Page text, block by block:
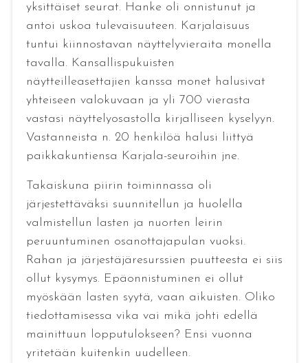
yksittäiset seurat. Hanke oli onnistunut ja
antoi uskoa tulevaisuuteen. Karjalaisuus
tuntui kiinnostavan näyttelyvieraita monella
tavalla. Kansallispukuisten
näytteilleasettajien kanssa monet halusivat
yhteiseen valokuvaan ja yli 700 vierasta
vastasi näyttelyosastolla kirjalliseen kyselyyn.
Vastanneista n. 20 henkilöä halusi liittyä
paikkakuntiensa Karjala-seuroihin jne.
Takaiskuna piirin toiminnassa oli
järjestettäväksi suunnitellun ja huolella
valmistellun lasten ja nuorten leirin
peruuntuminen osanottajapulan vuoksi.
Rahan ja järjestäjäresurssien puutteesta ei siis
ollut kysymys. Epäonnistuminen ei ollut
myöskään lasten syytä, vaan aikuisten. Oliko
tiedottamisessa vika vai mikä johti edellä
mainittuun lopputulokseen? Ensi vuonna
yritetään kuitenkin uudelleen.